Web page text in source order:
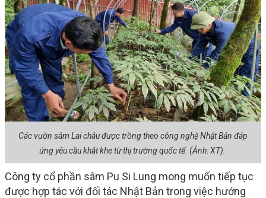
Các vườn sâm Lai châu được trồng theo công nghệ Nhật Bản đáp
ứng yêu cầu khắt khe từ thị trường quốc tế. (Ảnh: XT).
Công ty cổ phần sâm Pu Si Lung mong muốn tiếp tục
được hợp tác với đối tác Nhật Bản trong việc hướng